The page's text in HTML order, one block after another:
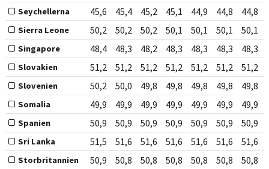
Seychellerna 45,6 45,4 45,2 45,1 44,9 44,8 44,8
Sierra Leone 50,2 50,2 50,2 50,1 50,1 50,1 50,1
Singapore 48,4 48,3 48,2 48,3 48,3 48,3 48,3
Slovakien 51,2 51,2 51,2 51,2 51,2 51,2 51,2
Slovenien 50,2 50,0 49,8 49,8 49,8 49,8 49,8
Somalia 49,9 49,9 49,9 49,9 49,9 49,9 49,9
Spanien 50,9 50,9 50,9 50,9 50,9 50,9 50,9
Sri Lanka 51,5 51,6 51,6 51,6 51,6 51,6 51,6
Storbritannien 50,9 50,8 50,8 50,8 50,8 50,8 50,8